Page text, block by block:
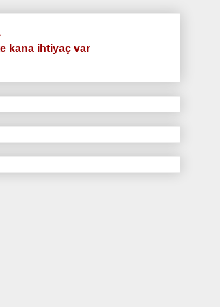
kana ihtiyaç var